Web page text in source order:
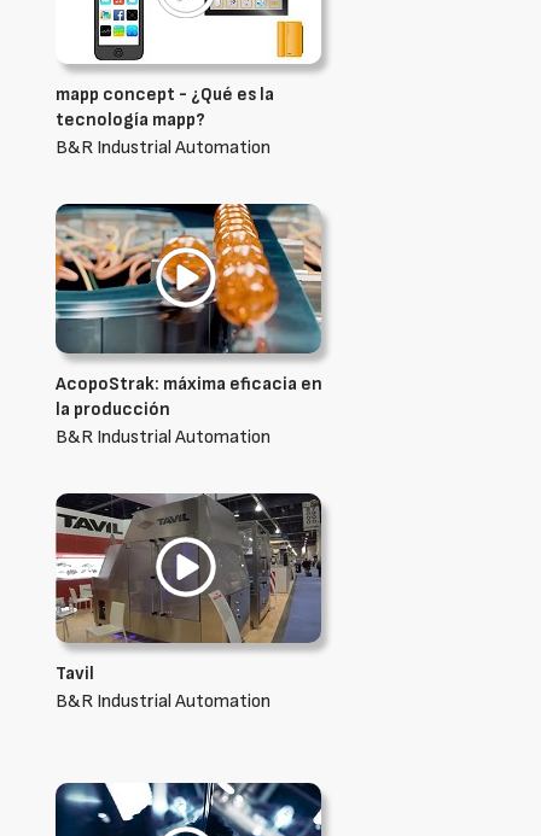
mapp concept - ¿Qué es la
tecnología mapp?
B&R Industrial Automation
AcopoStrak: máxima eficacia en
la producción
B&R Industrial Automation
Tavil
B&R Industrial Automation